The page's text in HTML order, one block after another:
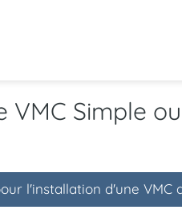
VMC Simple
l'installation d'une VMC